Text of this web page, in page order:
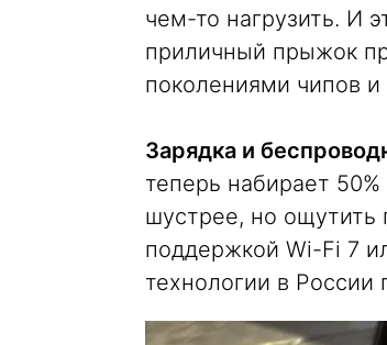
чем-то нагрузить. И
приличный прыжок
поколениями чипов и
Зарядка и
теперь набирает
шустрее, но ощутить
поддержкой Wi-Fi 7
технологии в России